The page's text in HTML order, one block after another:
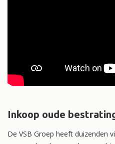
Inkoop oude
De VSB Groep heeft duizenden